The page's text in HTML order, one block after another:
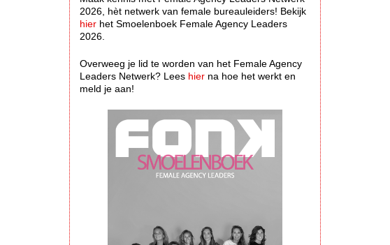
2026, hèt netwerk van female bureauleiders! Bekijk
hier het Smoelenboek Female Agency Leaders
2026.
Overweeg je lid te worden van het Female Agency
Leaders Netwerk? Lees hier na hoe het werkt en
meld je aan!